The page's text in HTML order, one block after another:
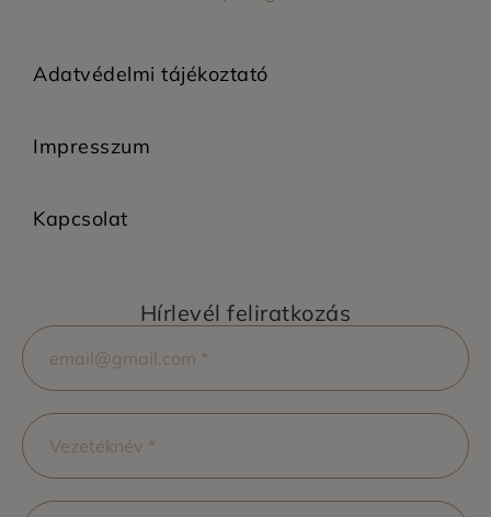
Adatvédelmi tájékoztató
Impresszum
Kapcsolat
Hírlevél feliratkozás